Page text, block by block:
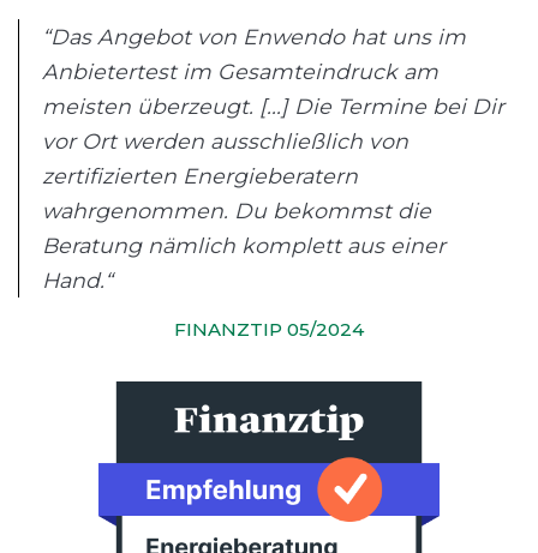
“Das Angebot von Enwendo hat uns im
Anbietertest im Gesamteindruck am
meisten überzeugt. [...] Die Termine bei Dir
vor Ort werden ausschließlich von
zertifizierten Energieberatern
wahrgenommen. Du bekommst die
Beratung nämlich komplett aus einer
Hand.“
FINANZTIP 05/2024